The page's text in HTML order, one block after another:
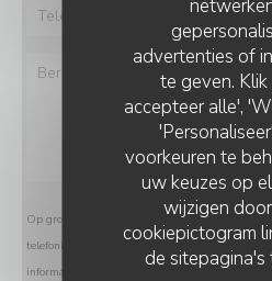
advertenties of
te geven.
accepteer alle',
voorkeuren te
uw keuzes op
wijzigen
cookiepictogram
de sitepagina's
Op grond van de privacywetgeving heeft u het
telefonische marketing via het Bel-me-niet
informatie over hoe wij uw gegevens verwerken,